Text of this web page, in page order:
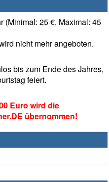
(Minimal: 25 €, Maximal: 45
nicht mehr angeboten.
bis zum Ende des Jahres,
feiert.
Euro wird die
übernommen!